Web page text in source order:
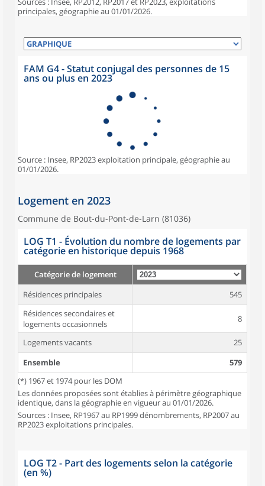
principales, géographie au 01/01/2026.
FAM G4 - Statut conjugal des personnes de 15
ans ou plus en 2023
Source : Insee, RP2023 exploitation principale, géographie au
01/01/2026.
Logement en 2023
Commune de Bout-du-Pont-de-Larn (81036)
LOG T1 - Évolution du nombre de logements par
catégorie en historique depuis 1968
Catégorie de logement
Résidences principales
545
Résidences secondaires et
logements occasionnels
8
Logements vacants
25
Ensemble
579
(*) 1967 et 1974 pour les DOM
Les données proposées sont établies à périmètre géographique
identique, dans la géographie en vigueur au 01/01/2026.
Sources : Insee, RP1967 au RP1999 dénombrements, RP2007 au
RP2023 exploitations principales.
LOG T2 - Part des logements selon la catégorie
(en %)